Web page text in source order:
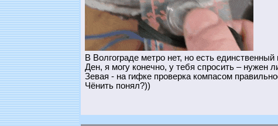
В Волгограде метро нет, но есть
Ден, я могу конечно, у тебя спросить –
Зевая - на гифке проверка компасом
Чёнить понял?))